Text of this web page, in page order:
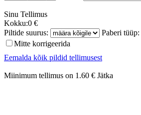
Sinu Tellimus
Kokku:0 €
Piltide suurus:
Paberi tüüp:
Mitte korrigeerida
Eemalda kõik pildid tellimusest
Miinimum tellimus on 1.60 € Jätka